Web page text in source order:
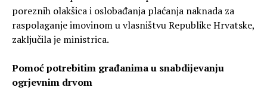
poreznih olakšica i oslobađanja plaćanja naknada za
raspolaganje imovinom u vlasništvu Republike Hrvatske,
zaključila je ministrica.
Pomoć potrebitim građanima u snabdijevanju
ogrjevnim drvom